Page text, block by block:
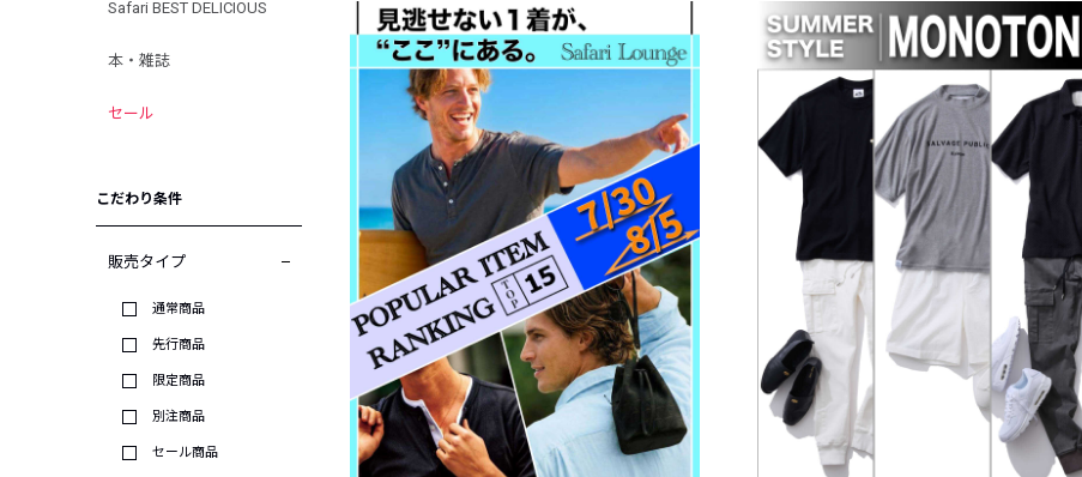
Safari BEST DELICIOUS
本・雑誌
セール
こだわり条件
販売タイプ
通常商品
先行商品
限定商品
別注商品
セール商品